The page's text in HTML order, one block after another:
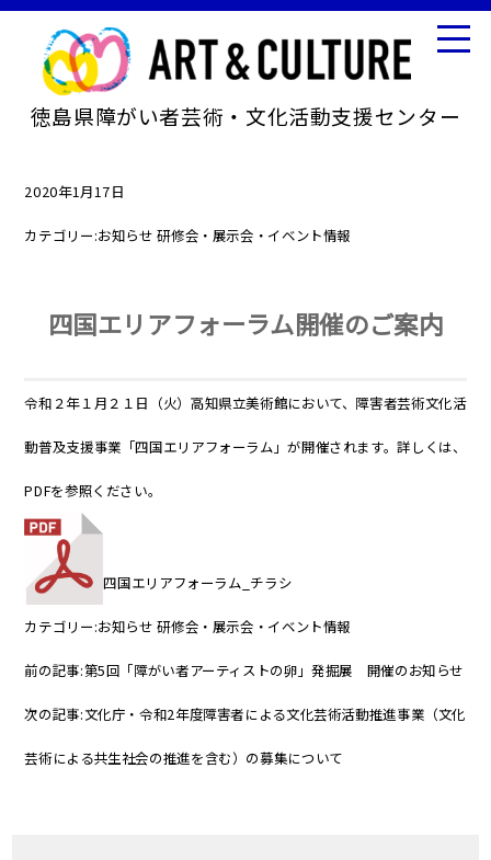
徳島県障がい者芸術・文化活動支援センター
2020年1月17日
カテゴリー:お知らせ 研修会・展示会・イベント情報
四国エリアフォーラム開催のご案内
令和２年１月２１日（火）高知県立美術館において、障害者芸術文化活
動普及支援事業「四国エリアフォーラム」が開催されます。詳しくは、
PDFを参照ください。
四国エリアフォーラム_チラシ
カテゴリー:お知らせ 研修会・展示会・イベント情報
前の記事:第5回「障がい者アーティストの卵」発掘展 開催のお知らせ
次の記事:文化庁・令和2年度障害者による文化芸術活動推進事業（文化
芸術による共生社会の推進を含む）の募集について